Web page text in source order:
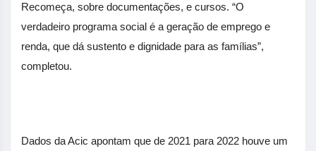
Recomeça, sobre documentações, e cursos. “O
verdadeiro programa social é a geração de emprego e
renda, que dá sustento e dignidade para as famílias”,
completou.
Dados da Acic apontam que de 2021 para 2022 houve um